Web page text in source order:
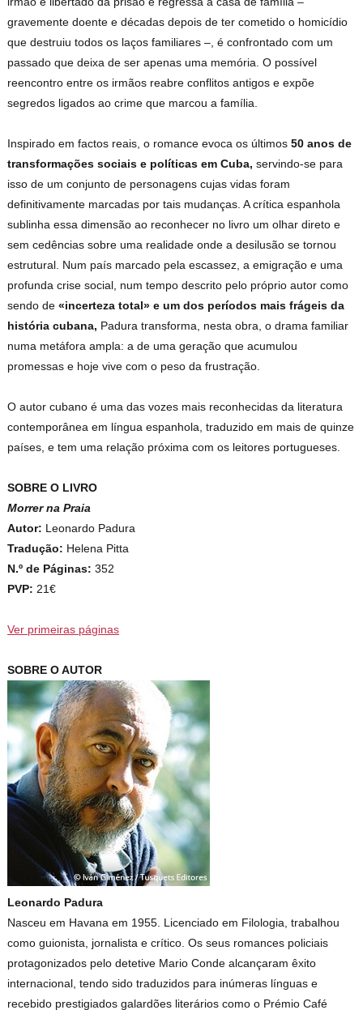
gravemente doente e décadas depois de ter cometido o homicídio
que destruiu todos os laços familiares –, é confrontado com um
passado que deixa de ser apenas uma memória. O possível
reencontro entre os irmãos reabre conflitos antigos e expõe
segredos ligados ao crime que marcou a família.
Inspirado em factos reais, o romance evoca os últimos50 anos de
transformações sociais e políticas em Cuba,servindo-se para
isso de um conjunto de personagens cujas vidas foram
definitivamente marcadas por tais mudanças. A crítica espanhola
sublinha essa dimensão ao reconhecer no livro um olhar direto e
sem cedências sobre uma realidade onde a desilusão se tornou
estrutural. Num país marcado pela escassez, a emigração e uma
profunda crise social, num tempo descrito pelo próprio autor como
sendo de«incerteza total» e um dos períodos mais frágeis da
história cubana, Padura transforma, nesta obra, o drama familiar
numa metáfora ampla: a de uma geração que acumulou
promessas e hoje vive com o peso da frustração.
O autor cubano é uma das vozes mais reconhecidas da literatura
contemporânea em língua espanhola, traduzido em mais de quinze
países, e tem uma relação próxima com os leitores portugueses.
SOBRE O LIVRO
Morrer na Praia
Autor: Leonardo Padura
Tradução: Helena Pitta
N.º de Páginas:352
PVP:21€
Ver primeiras páginas
SOBRE O AUTOR
Leonardo Padura
Nasceu em Havana em 1955. Licenciado em Filologia, trabalhou
como guionista, jornalista e crítico. Os seus romances policiais
protagonizados pelo detetive Mario Conde alcançaram êxito
internacional, tendo sido traduzidos para inúmeras línguas e
recebido prestigiados galardões literários como o Prémio Café